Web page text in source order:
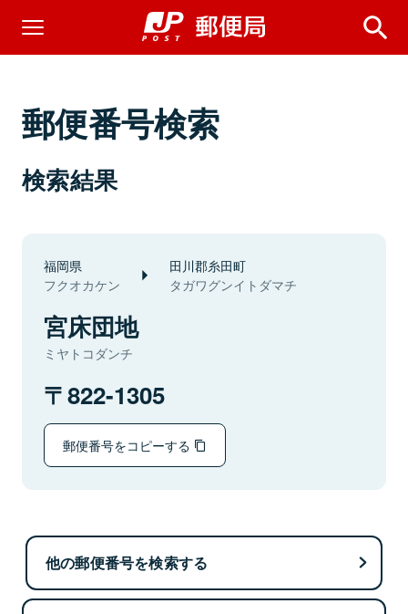
郵便番号検索
検索結果
福岡県
フクオカケン
田川郡糸田町
タガワグンイトダマチ
宮床団地
ミヤトコダンチ
822-1305
郵便番号をコピーする
他の郵便番号を検索する